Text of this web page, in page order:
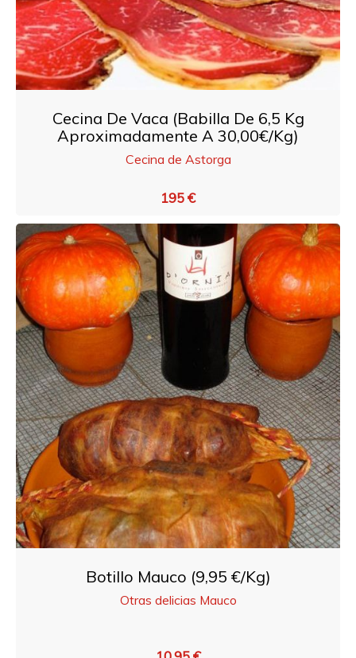
Cecina De Vaca (babilla De 6,5 Kg
Aproximadamente A 30,00€/Kg)
Cecina de Astorga
195 €
Botillo Mauco (9,95 €/Kg)
Otras delicias Mauco